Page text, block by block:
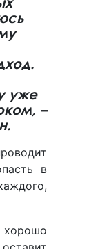
уже
–
в